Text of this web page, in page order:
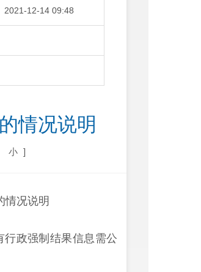
2021-12-14 09:48
情况说明
小 ]
情况说明
行政强制结果信息需公